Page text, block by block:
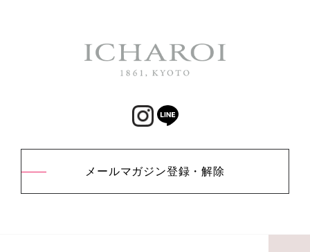
メールマガジン登録・解除